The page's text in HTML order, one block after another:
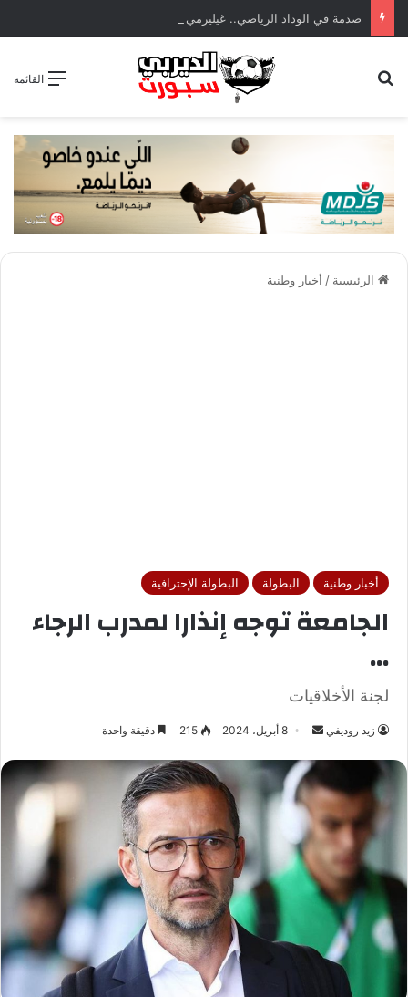
القائمة
الرئيسية / أخبار وطنية
أخبار وطنية البطولة البطولة الإحترافية
الجامعة توجه إنذارا لمدرب الرجاء
…
لجنة الأخلاقيات
زيد روديفي
س
ل
ب
ر
ي
د
ل
8 أبريل، 2024 215 دقيقة واحدة